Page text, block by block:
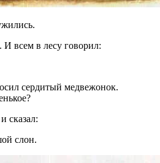
всем в лесу говорил:
сердитый медвежонок.
сказал:
слон.